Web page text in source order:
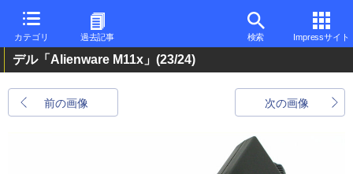
カテゴリ 過去記事 検索 Impressサイト
デル「Alienware M11x」 (23/24)
前の画像 次の画像